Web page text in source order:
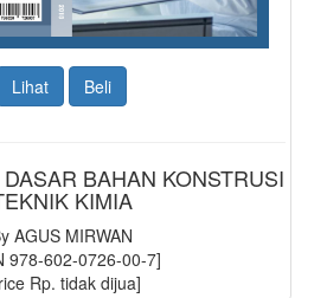
Lihat Beli
BAHAN KONSTRUSI
KIMIA
AGUS MIRWAN
978-602-0726-00-7]
Rp. tidak dijua]